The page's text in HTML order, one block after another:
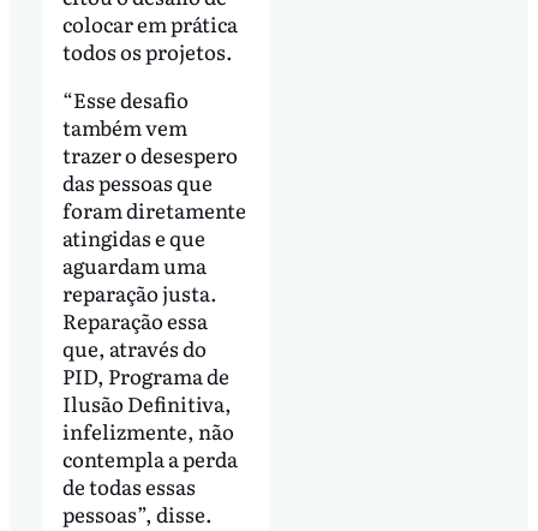
colocar em prática
todos os projetos.
“Esse desafio
também vem
trazer o desespero
das pessoas que
foram diretamente
atingidas e que
aguardam uma
reparação justa.
Reparação essa
que, através do
PID, Programa de
Ilusão Definitiva,
infelizmente, não
contempla a perda
de todas essas
pessoas”, disse.